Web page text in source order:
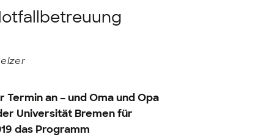
an – und Oma und Opa
Universität Bremen für
das Programm